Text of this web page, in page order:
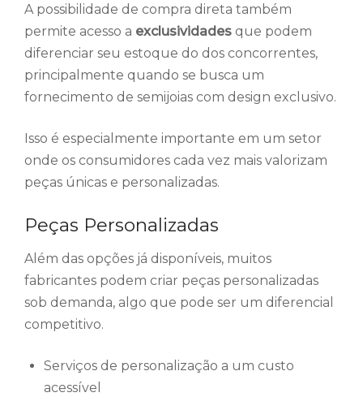
A possibilidade de compra direta também
permite acesso a exclusividades que podem
diferenciar seu estoque do dos concorrentes,
principalmente quando se busca um
fornecimento de semijoias com design exclusivo.
Isso é especialmente importante em um setor
onde os consumidores cada vez mais valorizam
peças únicas e personalizadas.
Peças Personalizadas
Além das opções já disponíveis, muitos
fabricantes podem criar peças personalizadas
sob demanda, algo que pode ser um diferencial
competitivo.
Serviços de personalização a um custo
acessível